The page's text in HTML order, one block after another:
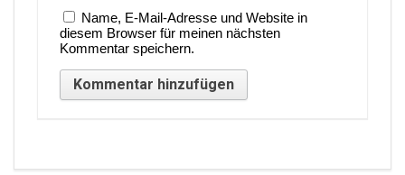
Name, E-Mail-Adresse und Website in
diesem Browser für meinen nächsten
Kommentar speichern.